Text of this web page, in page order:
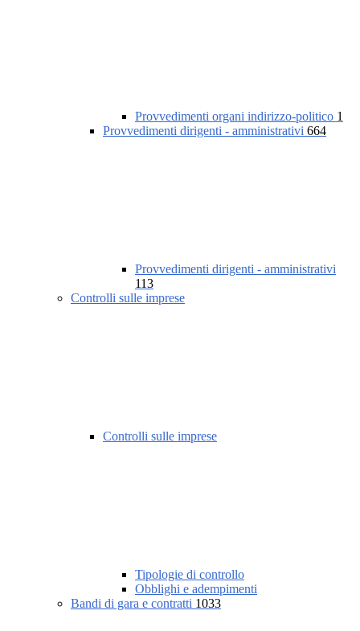
Provvedimenti organi indirizzo-politico 1
Provvedimenti dirigenti - amministrativi 664
Provvedimenti dirigenti - amministrativi
113
Controlli sulle imprese
Controlli sulle imprese
Tipologie di controllo
Obblighi e adempimenti
Bandi di gara e contratti 1033